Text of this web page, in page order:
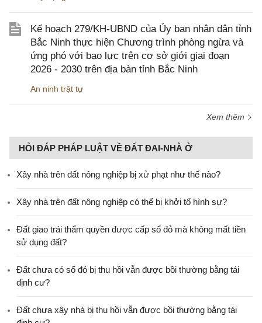
Kế hoạch 279/KH-UBND của Ủy ban nhân dân tỉnh
Bắc Ninh thực hiện Chương trình phòng ngừa và
ứng phó với bạo lực trên cơ sở giới giai đoạn
2026 - 2030 trên địa bàn tỉnh Bắc Ninh
An ninh trật tự
Xem thêm
HỎI ĐÁP PHÁP LUẬT VỀ ĐẤT ĐAI-NHÀ Ở
Xây nhà trên đất nông nghiệp bị xử phạt như thế nào?
Xây nhà trên đất nông nghiệp có thể bị khởi tố hình sự?
Đất giao trái thẩm quyền được cấp sổ đỏ mà không mất tiền
sử dụng đất?
Đất chưa có sổ đỏ bị thu hồi vẫn được bồi thường bằng tái
định cư?
Đất chưa xây nhà bị thu hồi vẫn được bồi thường bằng tái